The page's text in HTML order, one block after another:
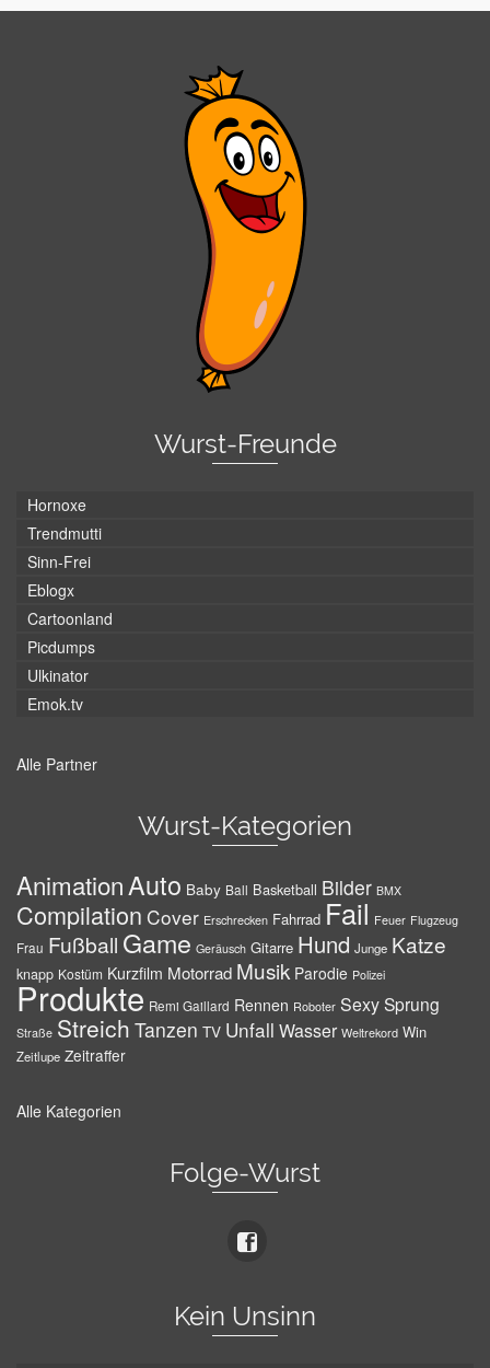
Wurst-Freunde
Hornoxe
Trendmutti
Sinn-Frei
Eblogx
Cartoonland
Picdumps
Ulkinator
Emok.tv
Alle Partner
Wurst-Kategorien
AnimationAuto Baby Ball Basketball Bilder BMX
Compilation Cover Erschrecken Fahrrad Fail Feuer Flugzeug
Frau Fußball Game Geräusch Gitarre Hund Junge Katze
knapp Kostüm Kurzfilm Motorrad Musik Parodie Polizei
Produkte Remi Gaillard Rennen Roboter SexySprung
Straße Streich Tanzen TV Unfall Wasser Weltrekord Win
Zeitlupe Zeitraffer
Alle Kategorien
Folge-Wurst
Kein Unsinn